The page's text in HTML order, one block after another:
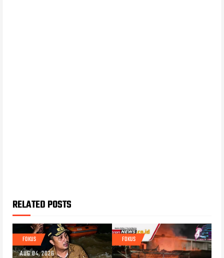
RELATED POSTS
FOKUS
AUG 04, 2026
FOKUS